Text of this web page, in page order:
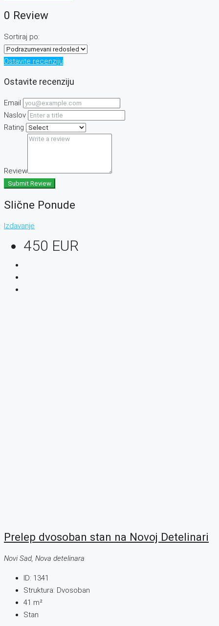
0 Review
Sortiraj po:
Ostavite recenziju
Ostavite recenziju
Email
Naslov
Rating
Review
Submit Review
Slične Ponude
Izdavanje
450 EUR
Prelep dvosoban stan na Novoj Detelinari
Novi Sad, Nova detelinara
ID: 1341
Struktura: Dvosoban
41 m²
Stan